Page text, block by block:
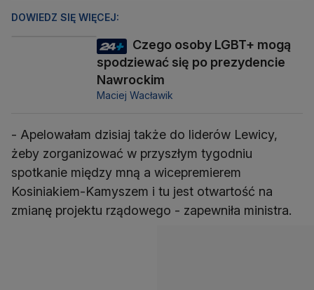
DOWIEDZ SIĘ WIĘCEJ:
Czego osoby LGBT+ mogą
spodziewać się po prezydencie
Nawrockim
Maciej Wacławik
- Apelowałam dzisiaj także do liderów Lewicy,
żeby zorganizować w przyszłym tygodniu
spotkanie między mną a wicepremierem
Kosiniakiem-Kamyszem i tu jest otwartość na
zmianę projektu rządowego - zapewniła ministra.